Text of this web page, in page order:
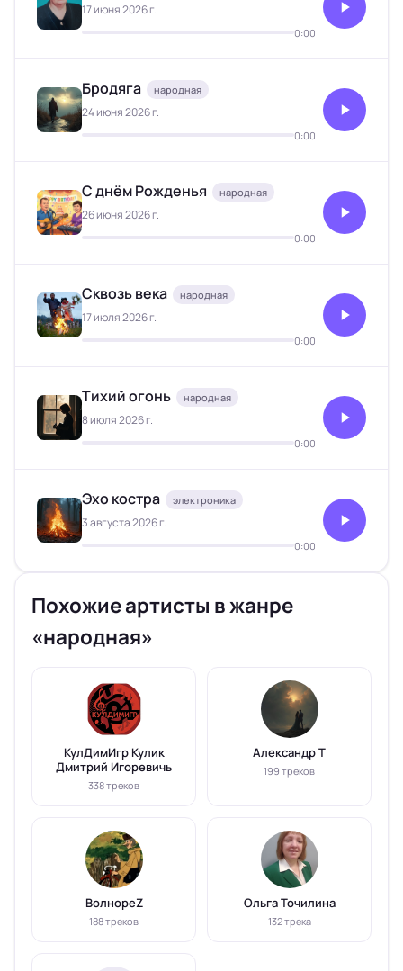
17 июня 2026 г.
0:00
Бродяга народная
24 июня 2026 г.
0:00
С днём Рожденья народная
26 июня 2026 г.
0:00
Сквозь века народная
17 июля 2026 г.
0:00
Тихий огонь народная
8 июля 2026 г.
0:00
Эхо костра электроника
3 августа 2026 г.
0:00
Похожие артисты в жанре
«народная»
КулДимИгр Кулик
Дмитрий Игоревичь
338 треков
Александр Т
199 треков
ВолнореZ
188 треков
Ольга Точилина
132 трека